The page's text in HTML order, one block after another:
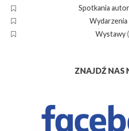
Spotkania
Wydarzenia
Wystawy
ZNAJDŹ NAS